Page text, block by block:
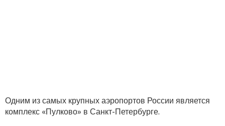
Одним из самых крупных аэропортов России является
комплекс «Пулково» в Санкт-Петербурге.